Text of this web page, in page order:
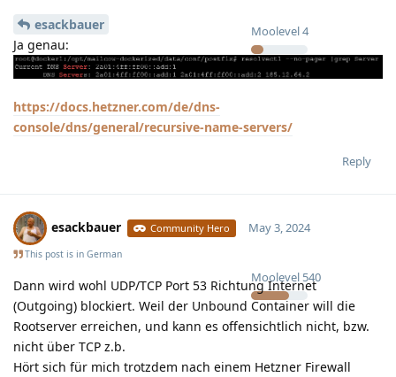
Moolevel4
esackbauer
Ja genau:
https://docs.hetzner.com/de/dns-
console/dns/general/recursive-name-servers/
Reply
esackbauer Community Hero
Moolevel 540
May 3, 2024
This post is in German
Dann wird wohl UDP/TCP Port 53 Richtung Internet
(Outgoing) blockiert. Weil der Unbound Container will die
Rootserver erreichen, und kann es offensichtlich nicht, bzw.
nicht über TCP z.b.
Hört sich für mich trotzdem nach einem Hetzner Firewall